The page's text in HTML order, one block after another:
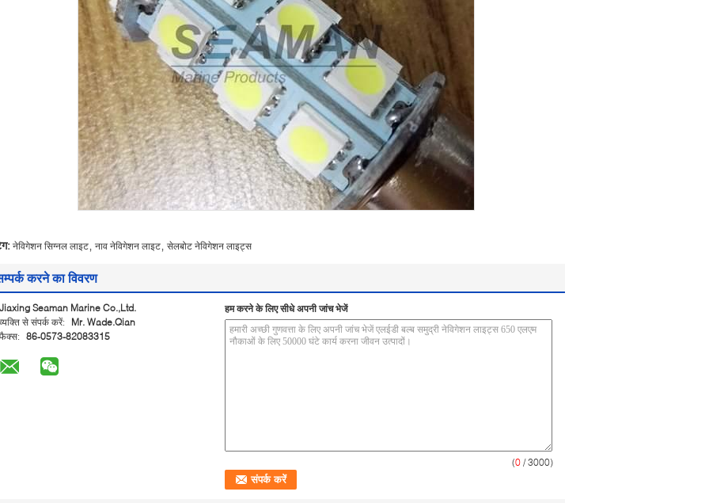
नेविगेशन सिग्नल लाइट नाव नेविगेशन लाइट सेलबोट नेविगेशन लाइट्स
करने का विवरण
Jiaxing Seaman Marine Co.,Ltd.
व्यक्ति से संपर्क करें:
Mr. Wade.Qian
फैक्स: 86-0573-82083315
हम करने के लिए सीधे अपनी जांच भेजें
(0 / 3000)